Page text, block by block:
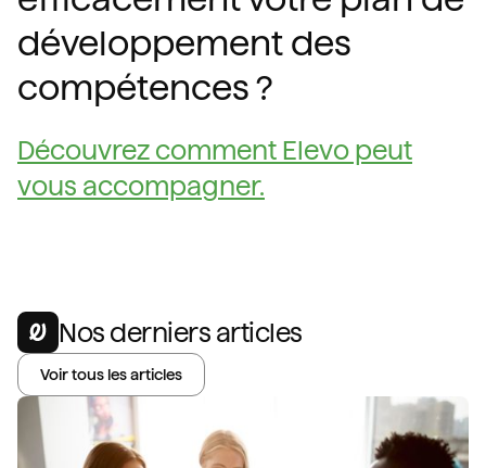
développement des
compétences ?
Découvrez comment Elevo peut
vous accompagner.
Nos derniers articles
Voir tous les articles